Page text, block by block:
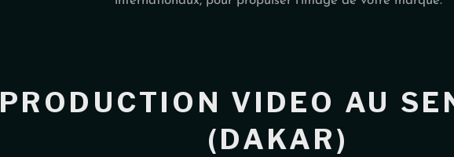
PRODUCTION VIDEO AU
(DAKAR)